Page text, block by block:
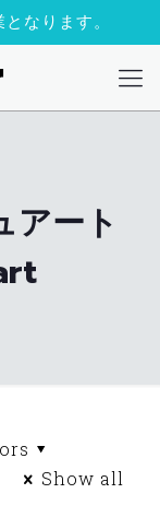
なります。
アート
Show all